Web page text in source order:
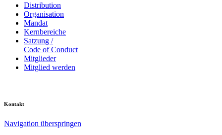
Distribution
Organisation
Mandat
Kernbereiche
Satzung /
Code of Conduct
Mitglieder
Mitglied werden
Kontakt
Navigation überspringen